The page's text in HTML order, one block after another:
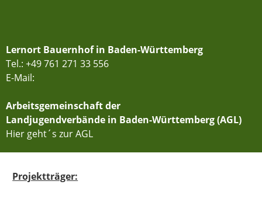
Lernort Bauernhof in Baden-Württemberg
Tel.: +49 761 271 33 556
E-Mail:
Arbeitsgemeinschaft der
Landjugendverbände in Baden-Württemberg (AGL)
Hier geht´s zur AGL
Projektträger: